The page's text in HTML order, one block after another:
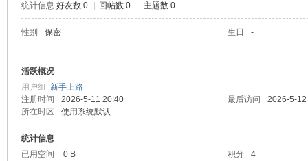
统计信息 好友数 0 回帖数 0 主题数 0
性别 保密 生日 -
活跃概况
用户组 新手上路
注册时间
2026-5-11 20:40 最后访问
2026-5-
所在时区
使用系统默认
统计信息
已用空间
0 B 积分
4